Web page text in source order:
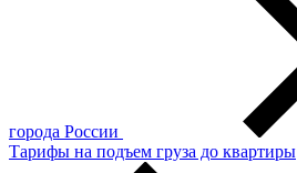
города России
Тарифы на подъем груза до квартиры